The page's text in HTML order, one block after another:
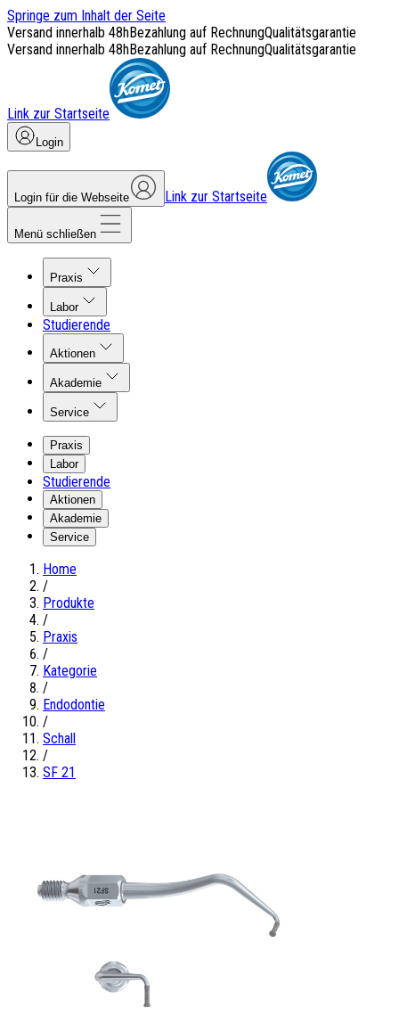
Springe zum Inhalt der Seite
Versand innerhalb 48hBezahlung auf RechnungQualitätsgarantie
Versand innerhalb 48hBezahlung auf RechnungQualitätsgarantie
Link zur Startseite
Login
Login für die Webseite Link zur Startseite
Menü schließen
Praxis
Labor
Studierende
Aktionen
Akademie
Service
Praxis
Labor
Studierende
Aktionen
Akademie
Service
Home
/
Produkte
/
Praxis
/
Kategorie
/
Endodontie
/
Schall
/
SF 21